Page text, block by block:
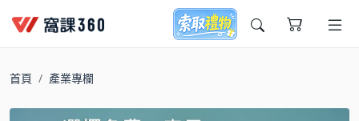
今天想要學什麼?
首頁 產業專欄